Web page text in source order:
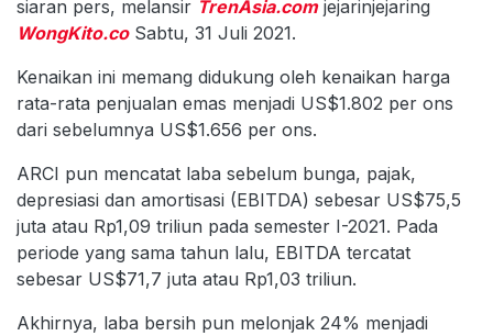
siaran pers, melansir TrenAsia.comjejarinjejaring
WongKito.coSabtu, 31 Juli 2021.
Kenaikan ini memang didukung oleh kenaikan harga
rata-rata penjualan emas menjadi US$1.802 per ons
dari sebelumnya US$1.656 per ons.
ARCI pun mencatat laba sebelum bunga, pajak,
depresiasi dan amortisasi (EBITDA) sebesar US$75,5
juta atau Rp1,09 triliun pada semester I-2021. Pada
periode yang sama tahun lalu, EBITDA tercatat
sebesar US$71,7 juta atau Rp1,03 triliun.
Akhirnya, laba bersih pun melonjak 24% menjadi